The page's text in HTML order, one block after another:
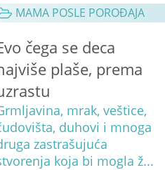
MAMA POSLE POROĐAJA
čega se deca
plaše, prema
mrak, veštice,
duhovi i mnoga
zastrašujuća
koja bi mogla ž...